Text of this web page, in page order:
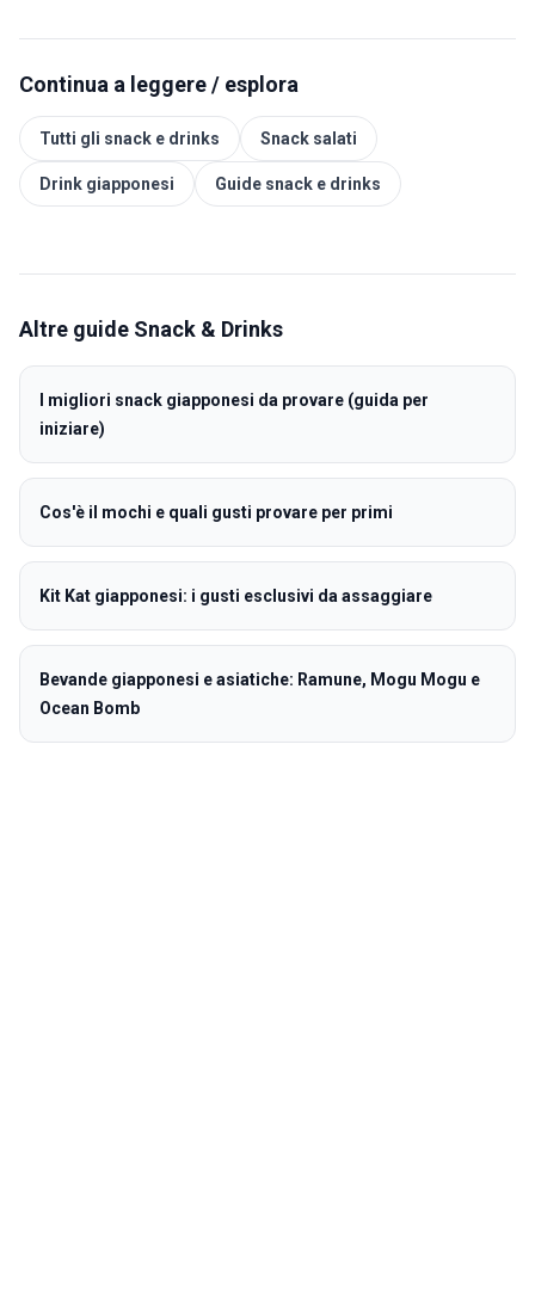
Continua a leggere / esplora
Tutti gli snack e drinks Snack salati
Drink giapponesi Guide snack e drinks
Altre guide Snack & Drinks
I migliori snack giapponesi da provare (guida per
iniziare)
Cos'è il mochi e quali gusti provare per primi
Kit Kat giapponesi: i gusti esclusivi da assaggiare
Bevande giapponesi e asiatiche: Ramune, Mogu Mogu e
Ocean Bomb